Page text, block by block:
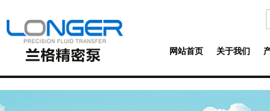
网站首页 关于我们